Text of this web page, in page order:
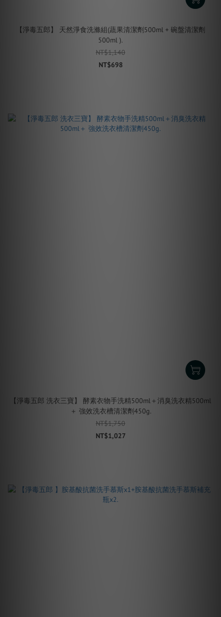
【淨毒五郎】 天然淨食洗滌組(蔬果清潔劑500ml + 碗盤清潔劑
500ml ).
NT$1,140
NT$698
【淨毒五郎 洗衣三寶】 酵素衣物手洗精500ml＋消臭洗衣精500ml
＋ 強效洗衣槽清潔劑450g.
NT$1,750
NT$1,027